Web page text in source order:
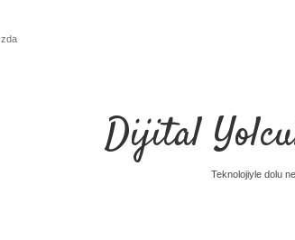
Dijital
Teknolojiyle dolu